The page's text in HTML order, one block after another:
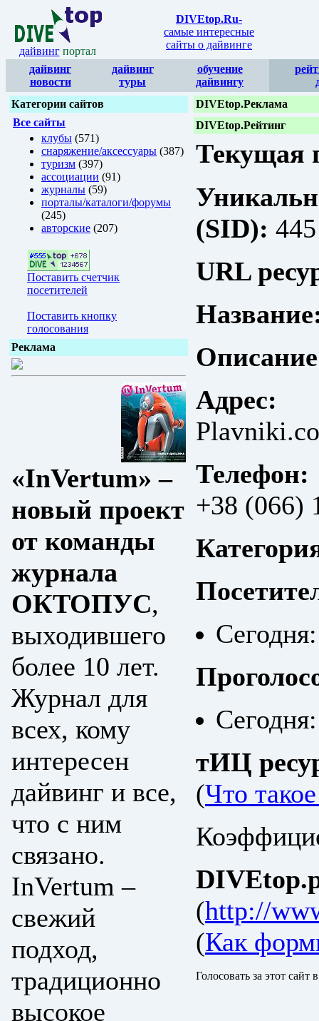
дайвинг портал
DIVEtop.Ru-
самые интересные
сайты о дайвинге
дайвинг
новости
дайвинг
туры
обучение
дайвингу
Категории сайтов
Все сайты
клубы (571)
снаряжение/аксессуары (387)
туризм (397)
ассоциации (91)
журналы (59)
порталы/каталоги/форумы
(245)
авторские (207)
Поставить счетчик
посетителей
Поставить кнопку
голосования
Реклама
«InVertum» –
новый проект
от команды
журнала
ОКТОПУС,
выходившего
более 10 лет.
Журнал для
всех, кому
интересен
дайвинг и все,
что с ним
связано.
InVertum –
свежий
подход,
традиционно
высокое
DIVEtop.Реклама
DIVEtop.Рейтинг
Текущая
(SID): 445
URL
Адрес:
Телефон:
+38 (066)
тИЦ
(Что
(http://
(Как
Голосовать за этот сайт